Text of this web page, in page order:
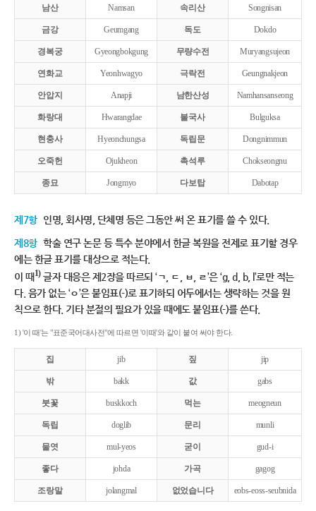
남산 Namsan 속리산 Songnisan
금강 Geumgang 독도 Dokdo
경복궁 Gyeongbokgung 무량수전 Muryangsujeon
연화교 Yeonhwagyo 극락전 Geungnakjeon
안압지 Anapji 남한산성 Namhansanseong
화랑대 Hwarangdae 불국사 Bulguksa
현충사 Hyeonchungsa 독립문 Dongnimmun
오죽헌 Ojukheon 촉석루 Chokseongnu
종묘 Jongmyo 다보탑 Dabotap
제7항 인명, 회사명, 단체명 등은 그동안 써 온 표기를 쓸 수 있다.
제8항 학술 연구 논문 등 특수 분야에서 한글 복원을 전제로 표기할 경우
에는 한글 표기를 대상으로 적는다.
이 때1)글자 대응은 제2장을 따르되 ‘ㄱ, ㄷ, ㅂ, ㄹ’은 ‘g, d, b, l’로만 적는
다. 음가 없는 ‘ㅇ’은 붙임표(-)로 표기하되 어두에서는 생략하는 것을 원
칙으로 한다. 기타 분절의 필요가 있을 때에도 붙임표(-)를 쓴다.
1) '이 때'는 "표준국어대사전"에 따르면 '이때'와 같이 붙여 써야 한다.
집 jib 짚 jip
밖 bakk 값 gabs
붓꽃 buskkoch 먹는 meogneun
독립 doglib 문리 munli
물엿 mul-yeos 굳이 gud-i
좋다 johda 가곡 gagog
조랑말 jolangmal 없었습니다 eobs-eoss-seubnida